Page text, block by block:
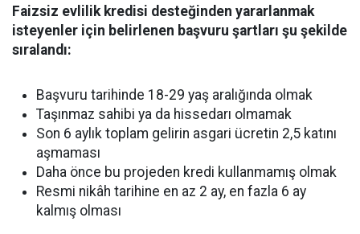
Faizsiz evlilik kredisi desteğinden yararlanmak
isteyenler için belirlenen başvuru şartları şu şekilde
sıralandı:
Başvuru tarihinde 18-29 yaş aralığında olmak
Taşınmaz sahibi ya da hissedarı olmamak
Son 6 aylık toplam gelirin asgari ücretin 2,5 katını
aşmaması
Daha önce bu projeden kredi kullanmamış olmak
Resmi nikâh tarihine en az 2 ay, en fazla 6 ay
kalmış olması